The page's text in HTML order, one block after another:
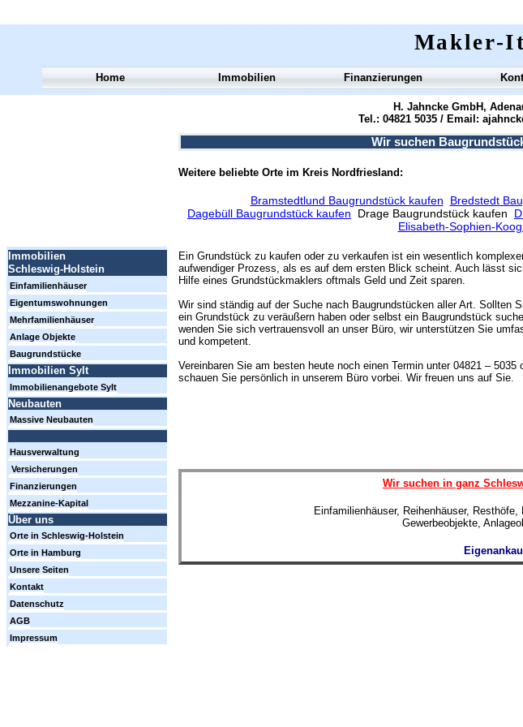
Wir suchen
Weitere beliebte Orte im Kreis Nordfriesland:
Bramstedtlund Baugrundstück kaufen Bredstedt
Dagebüll Baugrundstück kaufen Drage Baugrundstück kaufen
Elisabeth-Sophien-
Makler-
H. Jahncke GmbH,
Tel.: 04821 5035 / Email:
Ein Grundstück zu kaufen oder zu verkaufen ist ein wesentlich
aufwendiger Prozess, als es auf dem ersten Blick scheint. Auch lässt
Hilfe eines Grundstückmaklers oftmals Geld und Zeit sparen.
Wir sind ständig auf der Suche nach Baugrundstücken aller Art. Sollten
ein Grundstück zu veräußern haben oder selbst ein Baugrundstück
wenden Sie sich vertrauensvoll an unser Büro, wir unterstützen Sie
und kompetent.
Vereinbaren Sie am besten heute noch einen Termin unter 04821 – 5035
schauen Sie persönlich in unserem Büro vorbei. Wir freuen uns auf Sie.
Wir suchen in ganz
Einfamilienhäuser, Reihenhäuser,
Gewerbeobjekte,
Home Immobilien Finanzierungen
Immobilien
Schleswig-Holstein
Einfamilienhäuser
Eigentumswohnungen
Mehrfamilienhäuser
Anlage Objekte
Baugrundstücke
Immobilien Sylt
Immobilienangebote Sylt
Neubauten
Massive Neubauten
Hausverwaltung
Versicherungen
Finanzierungen
Mezzanine-Kapital
Über uns
Orte in Schleswig-Holstein
Orte in Hamburg
Unsere Seiten
Kontakt
Datenschutz
AGB
Impressum